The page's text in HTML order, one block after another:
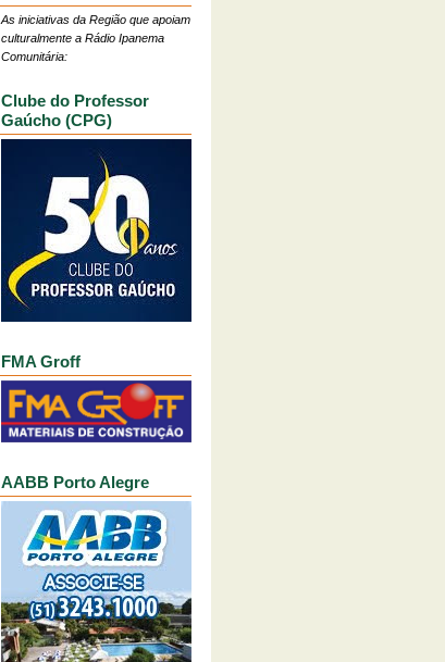
As iniciativas da Região que apoiam
culturalmente a Rádio Ipanema
Comunitária:
Clube do Professor
Gaúcho (CPG)
FMA Groff
AABB Porto Alegre